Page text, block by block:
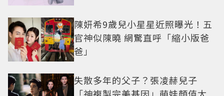
陳妍希9歲兒小星星近照曝光！五
官神似陳曉 網驚直呼「縮小版爸
爸」
失散多年的父子？張凌赫兒子